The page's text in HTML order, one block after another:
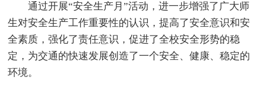
通过开展“安全生产月”活动，进一步增强了广大师
生对安全生产工作重要性的认识，提高了安全意识和安
全素质，强化了责任意识，促进了全校安全形势的稳
定，为交通的快速发展创造了一个安全、健康、稳定的
环境。